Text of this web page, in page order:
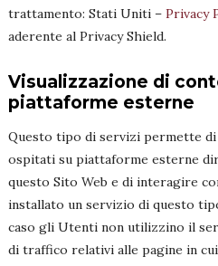
trattamento: Stati Uniti – Privacy
aderente al Privacy Shield.
Visualizzazione di
piattaforme esterne
Questo tipo di servizi permette
ospitati su piattaforme esterne
questo Sito Web e di interagire
installato un servizio di questo
caso gli Utenti non utilizzino il
di traffico relativi alle pagine in